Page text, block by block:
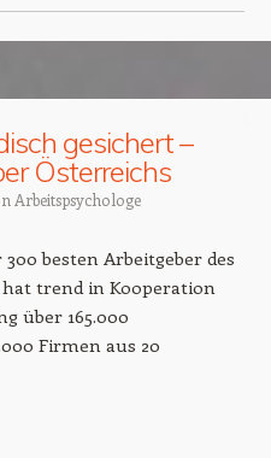
gesichert –
Österreichs
Arbeitspsychologe
besten Arbeitgeber des
hat trend in Kooperation
über 165.000
Firmen aus 20